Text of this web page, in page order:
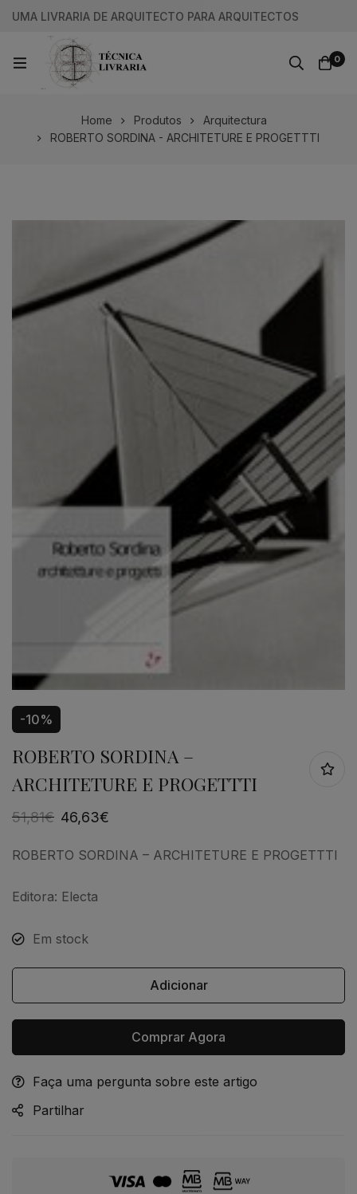
UMA LIVRARIA DE ARQUITECTO PARA ARQUITECTOS
0
Home Produtos
Arquitectura
ROBERTO SORDINA - ARCHITETURE E PROGETTTI
-10%
ROBERTO SORDINA –
ARCHITETURE E PROGETTTI
51,81€ 46,63€
ROBERTO SORDINA – ARCHITETURE E PROGETTTI
Editora: Electa
Em stock
Adicionar
Comprar Agora
Alternative:
Faça uma pergunta sobre este artigo
Partilhar